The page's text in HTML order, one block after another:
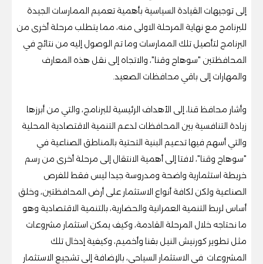
إلى توجيهات القيادة السياسية بأهمية تعميم الممارسات الجيدة
للبرنامج مع نهاية المرحلة الاولى منه، مما يتطلب مرحلة أخرى من
البرنامج لتأصيل تلك الممارسات وما تم الوصول إليه من نتائج في
المحافظتين "سوهاج وقنا"، والاتجاه إلى نقل هذه المعارف
والمهارات إلى باقي محافظات الصعيد.
وأشار محافظ قنا، إلى الأهداف الرئيسية للبرنامج، والتي من أبرزها
زيادة التنافسية بين المحافظات لدعم التنمية الاقتصادية المحلية
والتي أسهم فيها تدعيم البنية التحتية بالمناطق الصناعية في
"سوهاج وقنا"، لافتا إلى أهمية الانتقال إلى مرحلة أخرى من رسم
خريطة استثمارية واضحة ومدروسة جيدا ليس فقط للفرص
الصناعية ولكن لكافة أنواع الاستثمار على أرض المحافظتين، وخلق
أساس لربط التنمية العمرانية والحضارية، بالتنمية الاقتصادية وهو
ما نحتاجه خلال المرحلة القادمة، وكيف يمكن استثمار مشروعات
مثل تطوير كورنيش النيل بقنا وأخميم، وكيفية إدخال تلك
المشروعات في الاستثمار السياحي، بالإضافة إلى تشجيع الاستثمار